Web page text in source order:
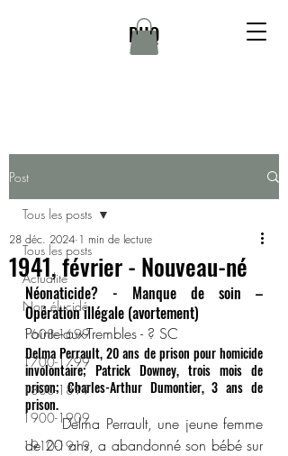
DHQ
Post
Tous les posts
Actualité
Non élucidé
1608-1699
1700-1799
1800-1899
1900-1909
1910-1919
Tous les posts
1941, février - Nouveau-né
28 déc. 2024 1 min de lecture
Néonaticide? - Manque de soin –
Opération illégale (avortement)
Pointe-aux-Trembles - ? SC
Delma Perrault, 20 ans de prison pour homicide
involontaire; Patrick Downey, trois mois de
prison; Charles-Arthur Dumontier, 3 ans de
prison.
	Delma Perrault, une jeune femme
de 20 ans, a abandonné son bébé sur